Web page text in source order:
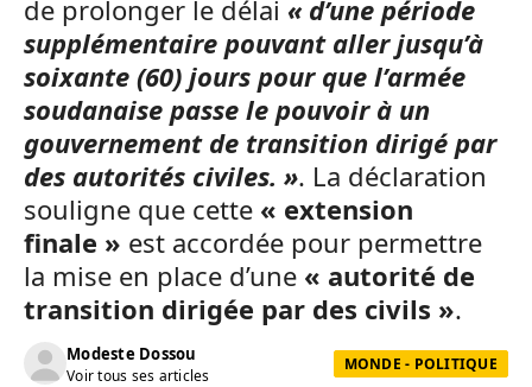
de prolonger le délai « d’une période
supplémentaire pouvant aller jusqu’à
soixante (60) jours pour que l’armée
soudanaise passe le pouvoir à un
gouvernement de transition dirigé par
des autorités civiles. ». La déclaration
souligne que cette « extension
finale » est accordée pour permettre
la mise en place d’une « autorité de
transition dirigée par des civils ».
Modeste Dossou
Voir tous ses articles
MONDE - POLITIQUE